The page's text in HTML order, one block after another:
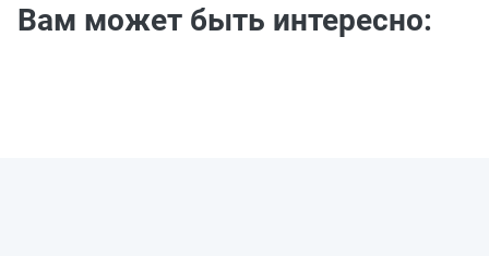
Вам может быть интересно: